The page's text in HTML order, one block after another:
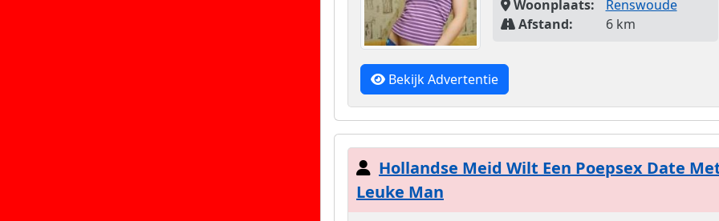
Woonplaats:
Renswoude
Afstand:
6 km
Bekijk Advertentie
Hollandse Meid Wilt Een Poepsex Date
Leuke Man